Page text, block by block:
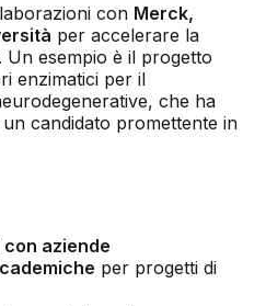
con Merck,
per accelerare la
esempio è il progetto
enzimatici per il
che ha
candidato promettente in
aziende
per progetti di